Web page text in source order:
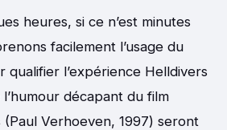
heures, si ce n’est minutes
facilement l’usage du
qualifier l’expérience Helldivers
décapant du film
Verhoeven, 1997) seront